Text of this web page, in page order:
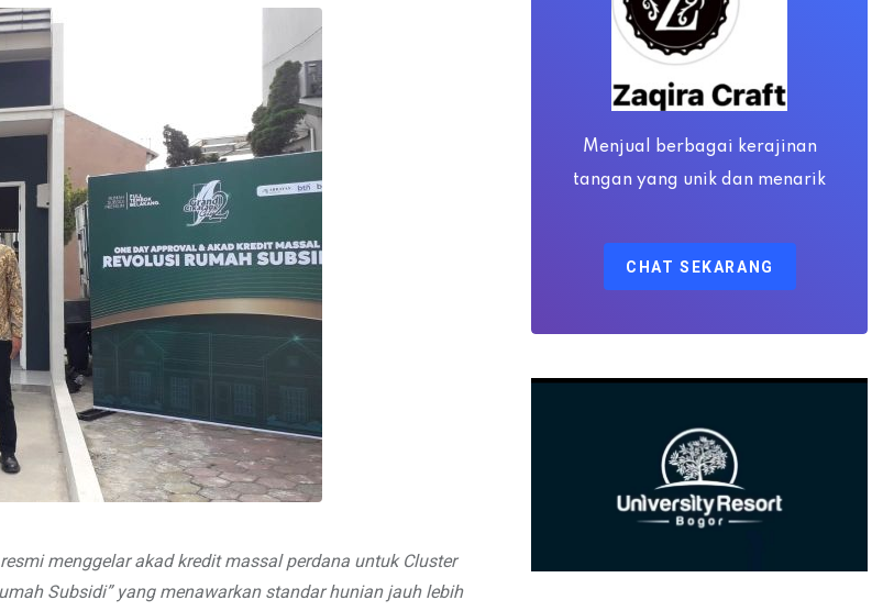
menggelar akad kredit massal perdana untuk Cluster
Subsidi” yang menawarkan standar hunian jauh lebih
Menjual berbagai kerajinan
tangan yang unik dan menarik
CHAT SEKARANG